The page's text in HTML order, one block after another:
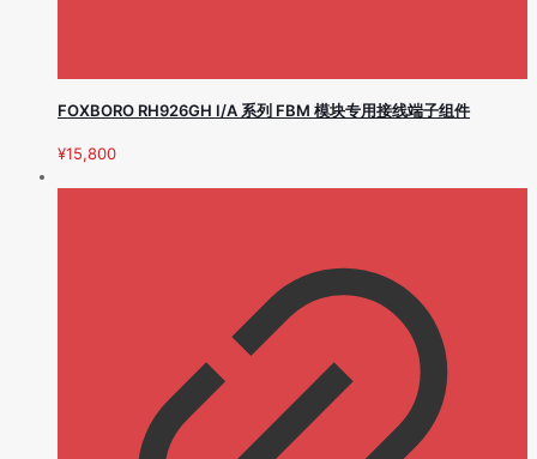
FOXBORO RH926GH I/A 系列 FBM 模块专用接线端子组件
¥15,800